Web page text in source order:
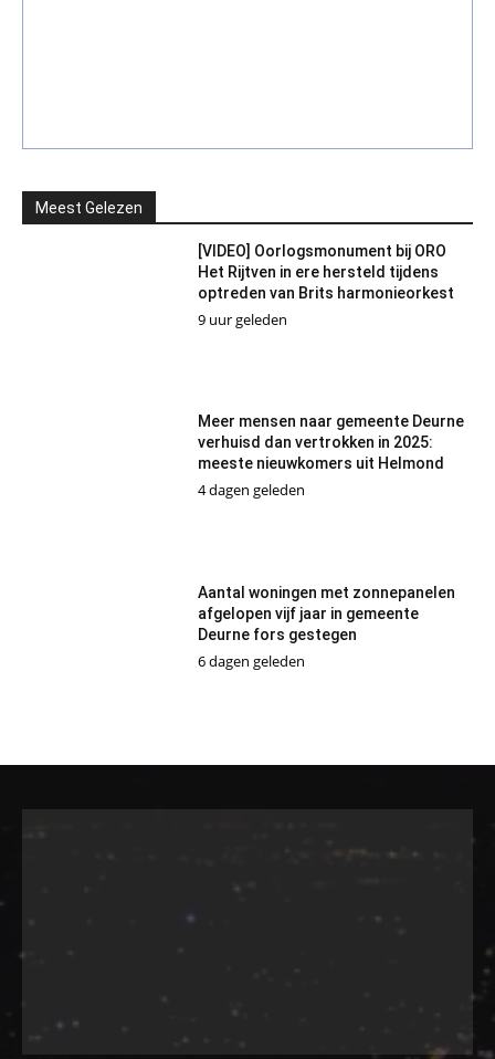
Meest Gelezen
[VIDEO] Oorlogsmonument bij ORO
Het Rijtven in ere hersteld tijdens
optreden van Brits harmonieorkest
9 uur geleden
Meer mensen naar gemeente Deurne
verhuisd dan vertrokken in 2025:
meeste nieuwkomers uit Helmond
4 dagen geleden
Aantal woningen met zonnepanelen
afgelopen vijf jaar in gemeente
Deurne fors gestegen
6 dagen geleden